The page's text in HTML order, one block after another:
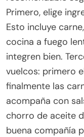
Primero, elige
Esto incluye
cocina a fuego
integren bien.
vuelcos: primero
finalmente las
acompaña con
chorro de aceite
buena compañía